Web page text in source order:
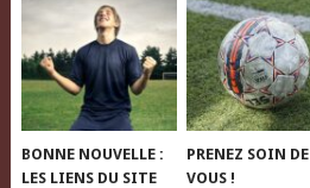
BONNE NOUVELLE :
LES LIENS DU SITE
PRENEZ SOIN DE
VOUS !